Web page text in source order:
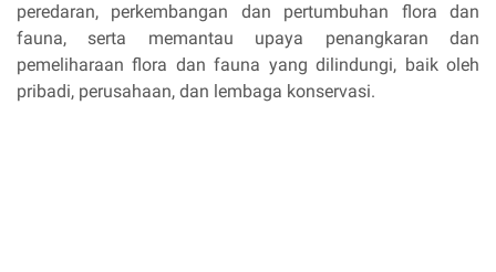
peredaran, perkembangan dan pertumbuhan flora dan
fauna, serta memantau upaya penangkaran dan
pemeliharaan flora dan fauna yang dilindungi, baik oleh
pribadi, perusahaan, dan lembaga konservasi.